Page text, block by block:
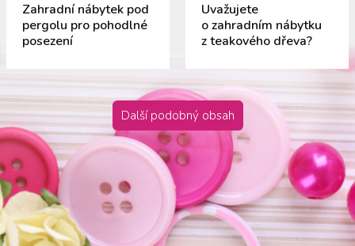
Zahradní nábytek pod
pergolu pro pohodlné
posezení
Uvažujete
o zahradním nábytku
z teakového dřeva?
Další podobný obsah